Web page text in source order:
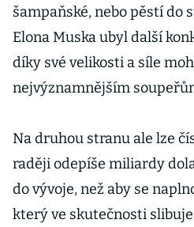
šampaňské, nebo pěstí do
Elona Muska ubyl další
díky své velikosti a síle
nejvýznamnějším
Na druhou stranu ale lze
raději odepíše miliardy
do vývoje, než aby se
který ve skutečnosti